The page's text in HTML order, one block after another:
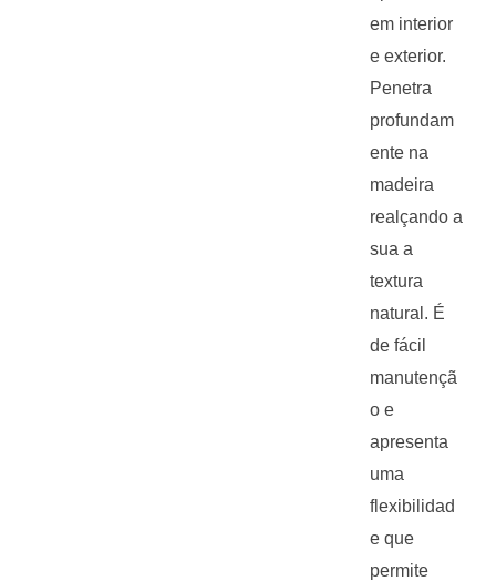
em interior
e exterior.
Penetra
profundam
ente na
madeira
realçando a
sua a
textura
natural. É
de fácil
manutençã
o e
apresenta
uma
flexibilidad
e que
permite